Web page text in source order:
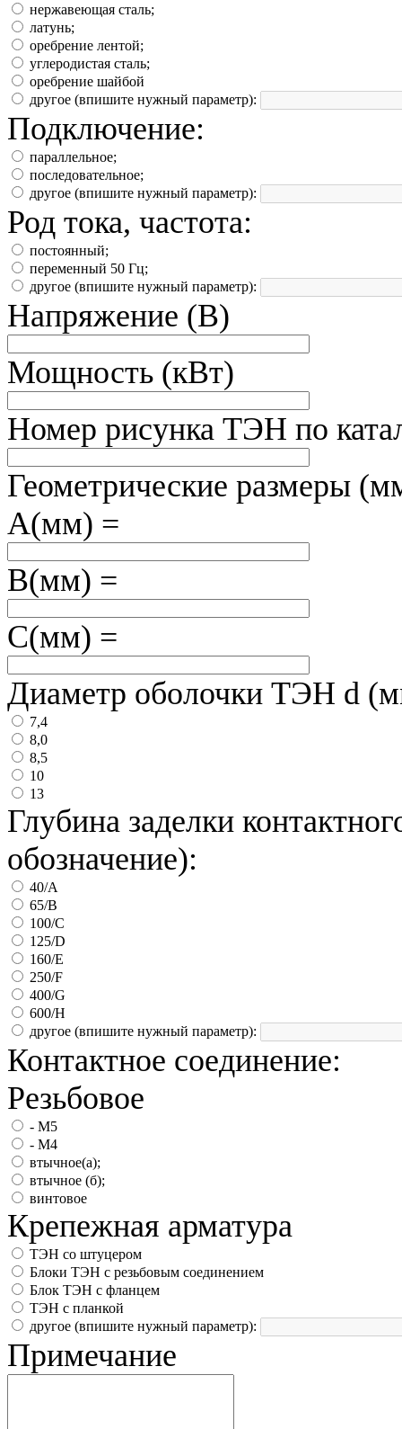
нержавеющая сталь;
латунь;
оребрение лентой;
углеродистая сталь;
оребрение шайбой
другое (впишите нужный параметр):
Подключение:
параллельное;
последовательное;
другое (впишите нужный параметр):
Род тока, частота:
постоянный;
переменный 50 Гц;
другое (впишите нужный параметр):
Напряжение (В)
Мощность (кВт)
Номер рисунка ТЭН по
Геометрические размеры
А(мм) =
B(мм) =
C(мм) =
Диаметр оболочки ТЭН d
7,4
8,0
8,5
10
13
Глубина заделки
обозначение):
40/А
65/В
100/С
125/D
160/Е
250/F
400/G
600/H
другое (впишите нужный параметр):
Контактное соединение:
Резьбовое
- М5
- М4
втычное(а);
втычное (б);
винтовое
Крепежная арматура
ТЭН со штуцером
Блоки ТЭН с резьбовым соединением
Блок ТЭН с фланцем
ТЭН с планкой
другое (впишите нужный параметр):
Примечание